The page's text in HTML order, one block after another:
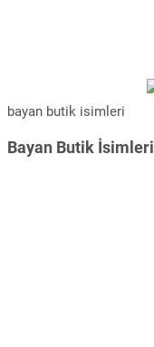
bayan butik isimleri
Bayan Butik İsimleri